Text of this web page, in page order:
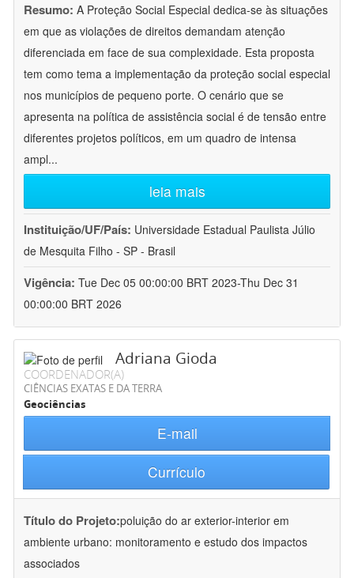
Resumo: A Proteção Social Especial dedica-se às situações
em que as violações de direitos demandam atenção
diferenciada em face de sua complexidade. Esta proposta
tem como tema a implementação da proteção social especial
nos municípios de pequeno porte. O cenário que se
apresenta na política de assistência social é de tensão entre
diferentes projetos políticos, em um quadro de intensa
ampl...
leia mais
Instituição/UF/País: Universidade Estadual Paulista Júlio
de Mesquita Filho - SP - Brasil
Vigência: Tue Dec 05 00:00:00 BRT 2023-Thu Dec 31
00:00:00 BRT 2026
Adriana Gioda
COORDENADOR(A)
CIÊNCIAS EXATAS E DA TERRA
Geociências
E-mail
Currículo
Título do Projeto:poluição do ar exterior-interior em
ambiente urbano: monitoramento e estudo dos impactos
associados